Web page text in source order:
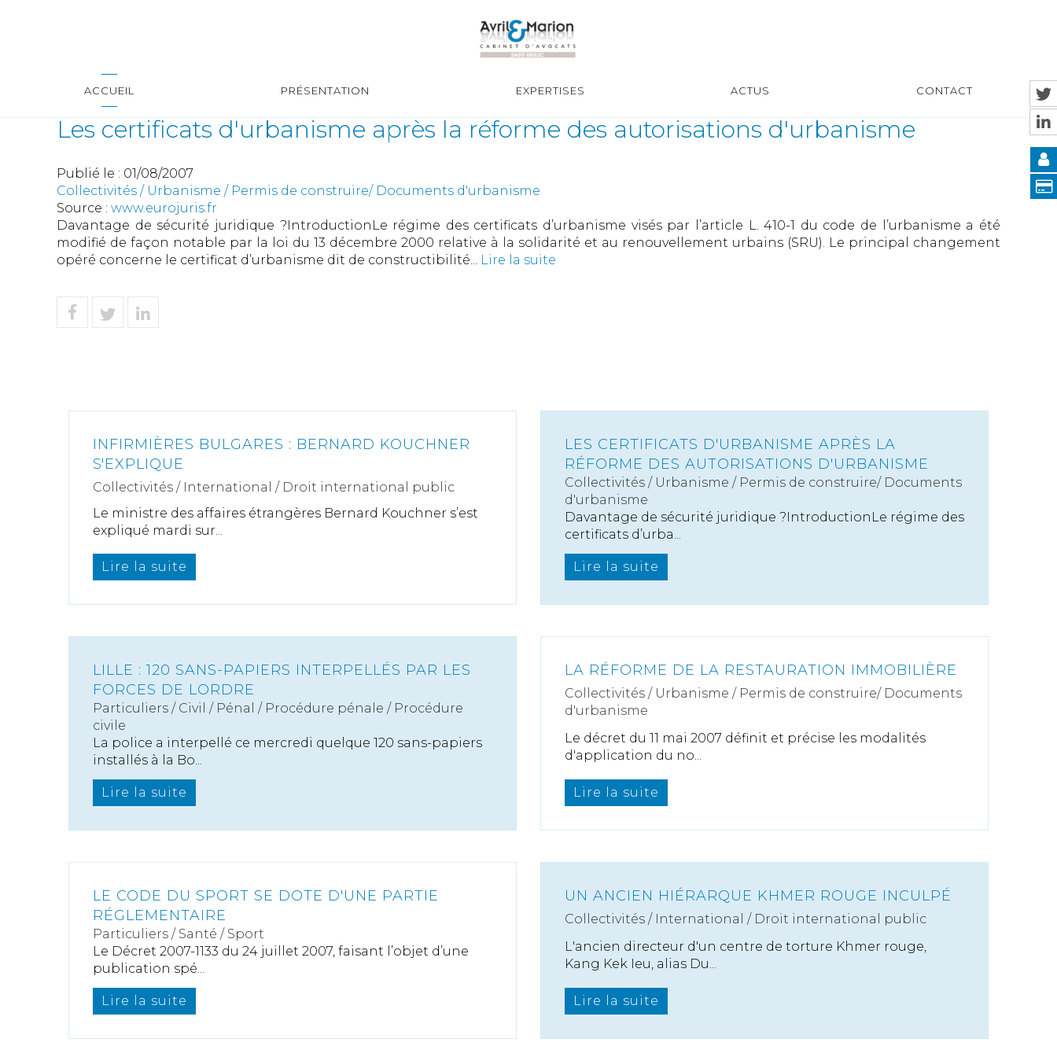
ACCUEIL PRÉSENTATION EXPERTISES ACTUS CONTACT
Les certificats d'urbanisme après la réforme des autorisations d'urbanisme
Publié le : 01/08/2007
Collectivités / Urbanisme / Permis de construire/ Documents d'urbanisme
Source : www.eurojuris.fr
Davantage de sécurité juridique ?IntroductionLe régime des certificats d’urbanisme visés par l’article L. 410-1 du code de l’urbanisme a été
modifié de façon notable par la loi du 13 décembre 2000 relative à la solidarité et au renouvellement urbains (SRU). Le principal changement
opéré concerne le certificat d’urbanisme dit de constructibilité... Lire la suite
INFIRMIÈRES BULGARES : BERNARD KOUCHNER
S'EXPLIQUE
Collectivités / International / Droit international public
Le ministre des affaires étrangères Bernard Kouchner s’est
expliqué mardi sur...
Lire la suite
LES CERTIFICATS D'URBANISME APRÈS LA
RÉFORME DES AUTORISATIONS D'URBANISME
Collectivités / Urbanisme / Permis de construire/ Documents
d'urbanisme
Davantage de sécurité juridique ?IntroductionLe régime des
certificats d’urba...
Lire la suite
LILLE : 120 SANS-PAPIERS INTERPELLÉS PAR LES
FORCES DE LORDRE
Particuliers / Civil / Pénal / Procédure pénale / Procédure
civile
La police a interpellé ce mercredi quelque 120 sans-papiers
installés à la Bo...
Lire la suite
LA RÉFORME DE LA RESTAURATION IMMOBILIÈRE
Collectivités / Urbanisme / Permis de construire/ Documents
d'urbanisme
Le décret du 11 mai 2007 définit et précise les modalités
d'application du no...
Lire la suite
LE CODE DU SPORT SE DOTE D'UNE PARTIE
RÉGLEMENTAIRE
Particuliers / Santé / Sport
Le Décret 2007-1133 du 24 juillet 2007, faisant l’objet d’une
publication spé...
Lire la suite
UN ANCIEN HIÉRARQUE KHMER ROUGE INCULPÉ
Collectivités / International / Droit international public
L'ancien directeur d'un centre de torture Khmer rouge,
Kang Kek Ieu, alias Du...
Lire la suite